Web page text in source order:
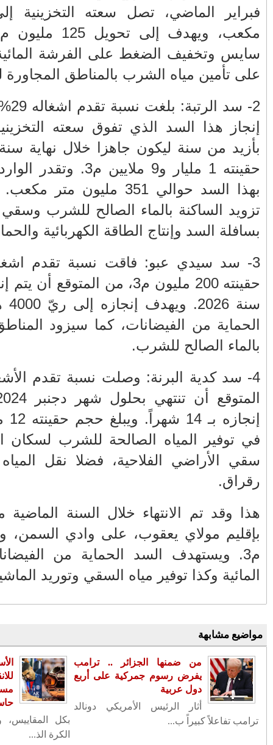
الماضي، تصل سعته التخزينية إلى 700 مليون متر
125 مليون م3 سنويا إلى سهل
ناهيك
اشغاله 29% وسيتم تقليص مدة
متر مكعب
سنة ليكون جاهزا خلال نهاية سنة 2028. ستبلغ سعة
المائية السنوية
إنجازه إلى
المتواجدة
عبو: فاقت نسبة تقدم اشغاله 80% تبلغ سعة
أشغال بنائه قبل
ريّ 4000 هكتار، بالإضافة إلى
المجاورة
4- سد كدية البرنة: وصلت نسبة تقدم الأشغال فيه 90%، ومن
شهر دجنبر 2024. وتم تقليص مدة
إنجازه بـ 14 شهراً. ويبلغ حجم حقينته 12 مليون م3. سيساهم
إلى جانب
إلى أبي
سد السمن
بإقليم مولاي يعقوب، على وادي السمن، وتبلغ سعته 3 ملايين
الفرشة
في طريقه
الذهبية..
تمريرات
أردتم الكيل،
حمار أذكى من بعض البشر
صيف ساخن.. الهجرة العلنية تدق أبواب
أزمة إقليمية تهدد المغرب وأوروبا
تهنئة بمناسبة ترقية الكولونيل ماجور عبد
شارة النصر التي أدانت الجميع
باب سبتة.. جرس إنذار اجتماعي وأمني يدق
أبواب الدولة
عندما يصبح المواطن ضحية لعبة الصدمة...
من يعبث بعقول المغاربة في ملف
المحروقات؟
وظروف حياته الأولى 5/2
تنقيلات في صفوف كبار الضباط الدرك
الملكي
FACEBOOK
أرشيف
◄
2026
(22)
2025
(1335)
◄نوفمبر(190)
▼
(281)
وزارة الخارجية المغربية معبأة من
خلال خلية الأزمة...
مجلس الأمن ... الجزائر تنسحب وهي
أشخاص للاشتباه بتورطهم ...
لجنة بطاقة الصحافة المهنية تدخل
على خط بيع بطاقة م...
بتعليمات سامية ملكية المفتش العام